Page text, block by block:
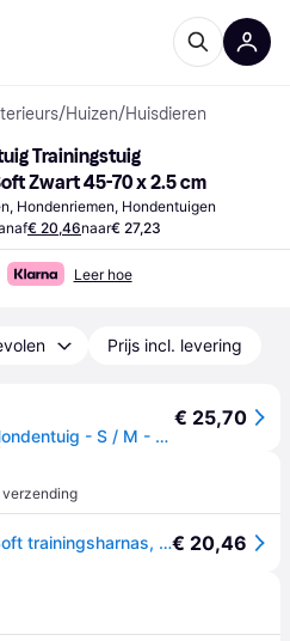
/Huizen/Huisdieren
Trainingstuig
Zwart 45-70 x 2.5 cm
Hondenriemen, Hondentuigen
€ 20,46naar€ 27,23
Leer hoe
Prijs incl. levering
Trixie Lead'n Walk Soft Hondentuig - S / M - Zwart,Rood
€ 25,70
verzending
TRIXIE 13055 Lead'n'Walk Soft trainingsharnas, S-M: 45-70 cm/25 mm, zwart€ 20,46